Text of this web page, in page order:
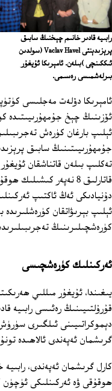
رابىيە قادىر خانىم چېخنىڭ سابىق
پرېزىدېنتى Vaclav Havel (سولدىن
ئىككىنچى )بىلەن. ئامېرىكا ئۇيغۇر
بىرلەشمىسى رەسىمى.
ئامېرىكا دۆلەت مەجلىسى
ئۆزىنىڭ چېخ جۇمھۇرىيىتىدە
ئېلىپ بارغان كۈرەش
جۇمھۇرىيىتىنىڭ سابىق
تەكلىپ بىلەن قاتناشقان
قاتارلىق 8 نەپەر
دۇنيادىكى ئەڭ ئاكتىپ
ئېلىپ بېرىۋاتقان
كۈرەشچىلىرىنىڭ
ئەركىنلىك كۈرەشچىسى
يىغىندا، ئۇيغۇر مىللىي
قۇرۇلتىيىنىڭ رەئىسى رابىيە
دېموكراتىيىنى ئىلگىرى
گرىشمان ئەپەندى ئالاھىدە
كارل گرىشمان ئەپەندى،
ھوقۇقى ۋە ئەركىنلىكى ئۈچۈن